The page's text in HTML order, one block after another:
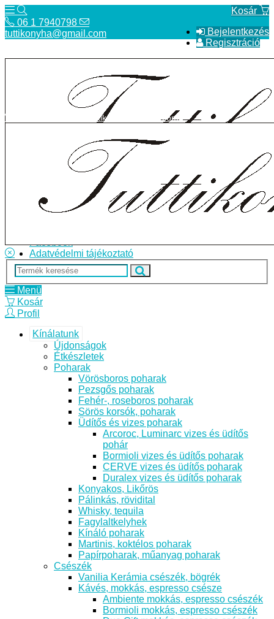
Kosár
Bejelentkezés
Regisztráció
06 1 7940798
tuttikonyha@gmail.com
Telefon
Szállítás
Facebook
Adatvédelmi tájékoztató
tuttikonyha@gmail.com
Menü
Kosár
Profil
Kínálatunk
Újdonságok
Étkészletek
Poharak
Vörösboros poharak
Pezsgős poharak
Fehér-, roseboros poharak
Sörös korsók, poharak
Üdítős és vizes poharak
Arcoroc, Luminarc vizes és üdítős
pohár
Bormioli vizes és üdítős poharak
CERVE vizes és üdítős poharak
Duralex vizes és üdítős poharak
Konyakos, Likőrös
Pálinkás, rövidital
Whisky, tequila
Fagylaltkelyhek
Kínáló poharak
Martinis, koktélos poharak
Papírpoharak, műanyag poharak
Csészék
Vanilia Kerámia csészék, bögrék
Kávés, mokkás, espresso csésze
Ambiente mokkás, espresso csészék
Bormioli mokkás, espresso csészék